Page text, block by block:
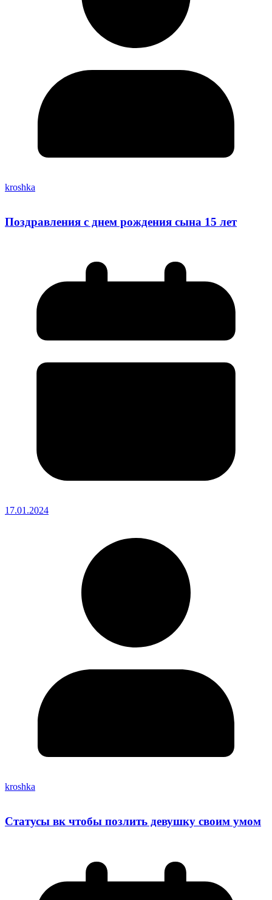
kroshka
Поздравления с днем рождения сына 15 лет
17.01.2024
kroshka
Статусы вк чтобы позлить девушку своим умом